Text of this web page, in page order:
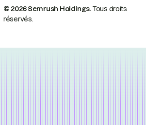
© 2026 Semrush Holdings.Tous droits
réservés.